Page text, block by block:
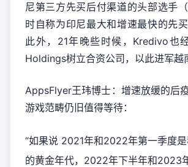
尼第三方先买后付渠道的头部选手
时自称为印尼最大和增速最快的先买
此外，21年晚些时候，Kredivo也
Holdings树立合资公司，以此进军越
AppsFlyer王玮博士：增速放缓的后
游戏范畴仍旧值得等待：
“如果说 2021年和2022年第一季度
的黄金年代，2022年下半年和2023